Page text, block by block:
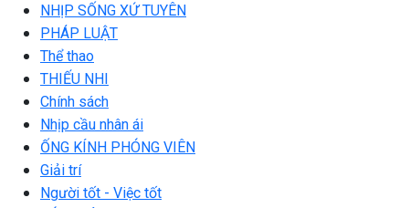
NHỊP SỐNG XỨ TUYÊN
PHÁP LUẬT
Thể thao
THIẾU NHI
Chính sách
Nhịp cầu nhân ái
ỐNG KÍNH PHÓNG VIÊN
Giải trí
Người tốt - Việc tốt